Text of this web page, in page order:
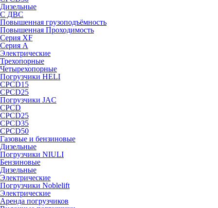
Дизельные
С ДВС
Повышенная грузоподъёмность
Повышенная Проходимость
Серия XF
Серия А
Электрические
Трехопорные
Четырехопорные
Погрузчики HELI
CPCD15
CPCD25
Погрузчики JAC
CPCD
CPCD25
CPCD35
CPCD50
Газовые и бензиновые
Дизельные
Погрузчики NIULI
Бензиновые
Дизельные
Электрические
Погрузчики Noblelift
Электрические
Аренда погрузчиков